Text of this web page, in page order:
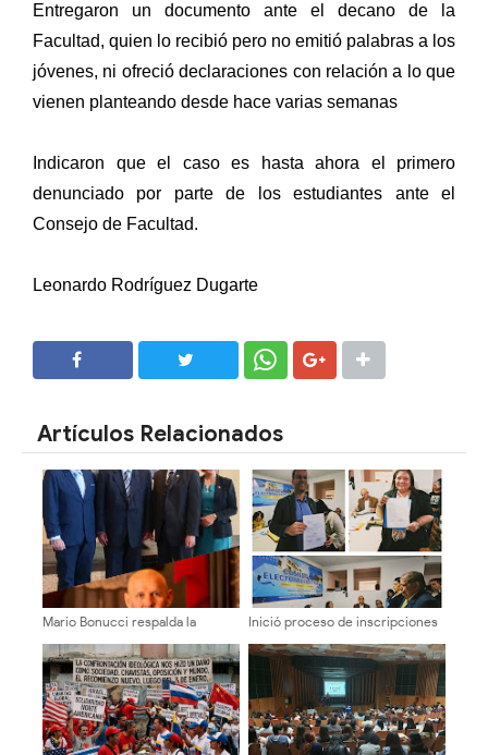
Entregaron un documento ante el decano de la
Facultad, quien lo recibió pero no emitió palabras a los
jóvenes, ni ofreció declaraciones con relación a lo que
vienen planteando desde hace varias semanas
Indicaron que el caso es hasta ahora el primero
denunciado por parte de los estudiantes ante el
Consejo de Facultad.
Leonardo Rodríguez Dugarte
Artículos Relacionados
Mario Bonucci respalda la
destaca la necesidad de un
equipo con experiencia
comprobada
Inició proceso de inscripciones
ULA